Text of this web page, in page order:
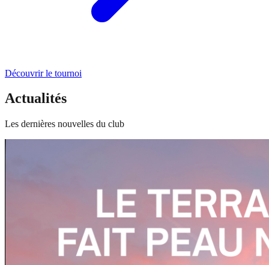
Découvrir le tournoi
Actualités
Les dernières nouvelles du club